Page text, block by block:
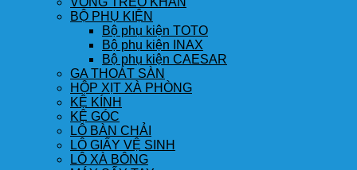
BỘ PHỤ KIỆN
Bộ phụ kiện TOTO
Bộ phụ kiện INAX
Bộ phụ kiện CAESAR
GA THOÁT SÀN
HỘP XỊT XÀ PHÒNG
KỆ KÍNH
KỆ GÓC
LÔ BÀN CHẢI
LÔ GIẤY VỆ SINH
LÔ XÀ BÔNG